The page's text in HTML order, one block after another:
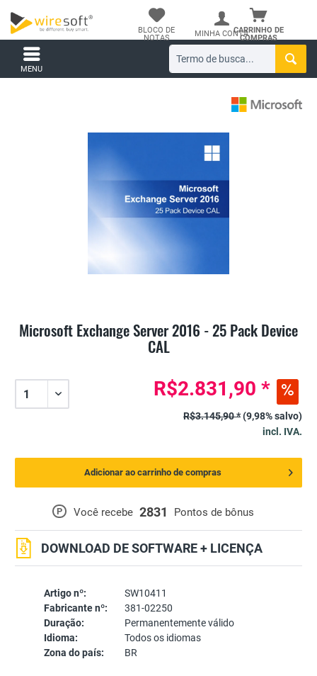
CARRINHO DE
COMPRAS
BLOCO DE
NOTAS
MINHA CONTA
MENU
Microsoft Exchange Server 2016 - 25 Pack Device
CAL
Artigo nº:
SW10411
Fabricante nº:
381-02250
Duração:
Permanentemente válido
Idioma:
Todos os idiomas
Zona do país:
BR
P Você recebe 2831 Pontos de bônus
DOWNLOAD DE SOFTWARE + LICENÇA
R$2.831,90 *
R$3.145,90 *(9,98% salvo)
incl. IVA.
Adicionar ao carrinho de compras